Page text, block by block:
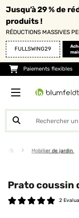
Jusqu’à 29 % de
produits !
RÉDUCTIONS MASSIVES
FULLSWING29
Paiements flexibles
Mobilier de jardin
Prato coussin
2